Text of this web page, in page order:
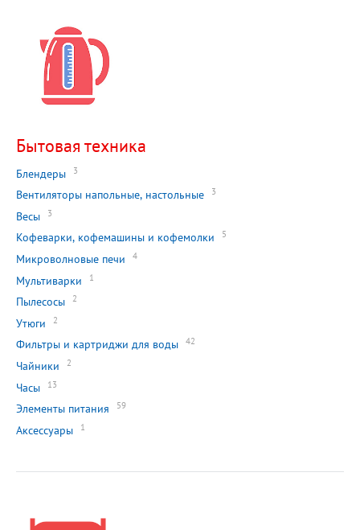
Бытовая техника
Блендеры 3
Вентиляторы напольные, настольные 3
Весы 3
Кофеварки, кофемашины и кофемолки 5
Микроволновые печи 4
Мультиварки 1
Пылесосы 2
Утюги 2
Фильтры и картриджи для воды 42
Чайники 2
Часы 13
Элементы питания 59
Аксессуары 1